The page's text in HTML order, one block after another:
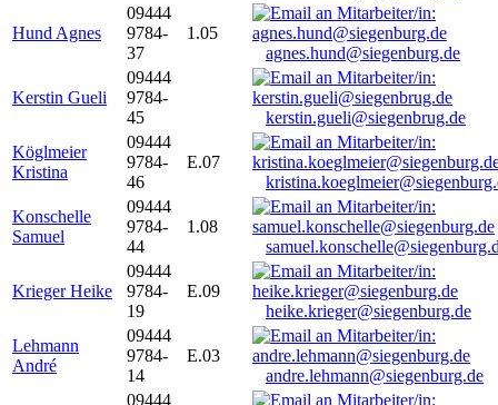
Hund Agnes
09444
9784-
37
1.05
agnes.hund@siegenburg.de
Kerstin Gueli
09444
9784-
45
kerstin.gueli@siegenbrug.de
Köglmeier
Kristina
09444
9784-
46
E.07
Konschelle
Samuel
09444
9784-
44
1.08
Krieger Heike
09444
9784-
19
E.09
heike.krieger@siegenburg.de
Lehmann
André
09444
9784-
14
E.03
andre.lehmann@siegenburg.de
09444